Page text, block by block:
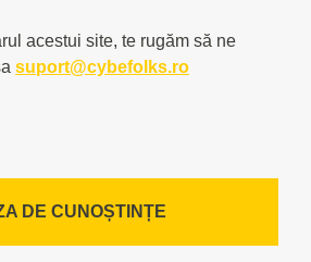
acestui site, te rugăm să ne
suport@cybefolks.ro
DE CUNOȘTINȚE